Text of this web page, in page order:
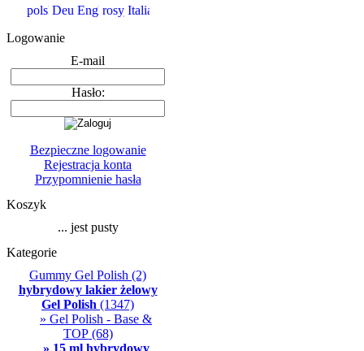
Logowanie
E-mail
Hasło:
Bezpieczne logowanie
Rejestracja konta
Przypomnienie hasła
Koszyk
... jest pusty
Kategorie
Gummy Gel Polish (2)
hybrydowy lakier żelowy
Gel Polish (1347)
» Gel Polish - Base &
TOP(68)
» 15 ml hybrydowy